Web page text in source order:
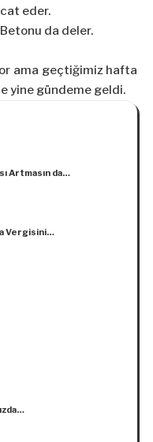
eder.
da deler.
ama geçtiğimiz hafta
yine gündeme geldi.
Artmasın da…
Vergisini…